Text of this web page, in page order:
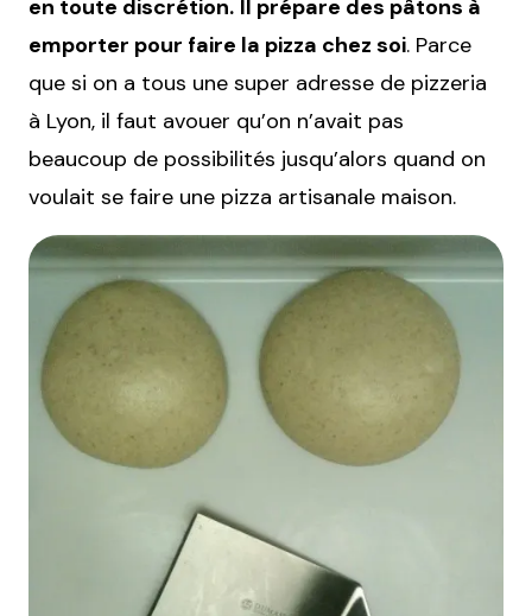
en toute discrétion. Il prépare des pâtons à
emporter pour faire la pizza chez soi. Parce
que si on a tous une super adresse de pizzeria
à Lyon, il faut avouer qu’on n’avait pas
beaucoup de possibilités jusqu’alors quand on
voulait se faire une pizza artisanale maison.